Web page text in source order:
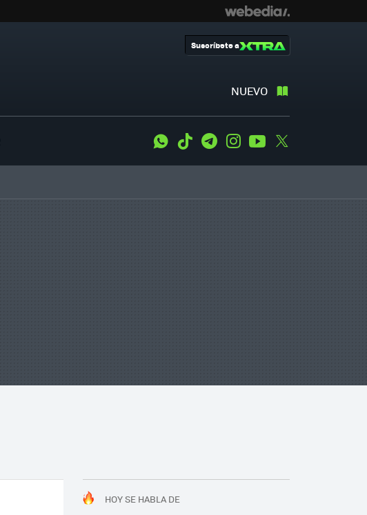
NUEVO
Suscríbete a
WhatsApp
Tiktok TelegramInstagramYoutube
HOY SE HABLA DE